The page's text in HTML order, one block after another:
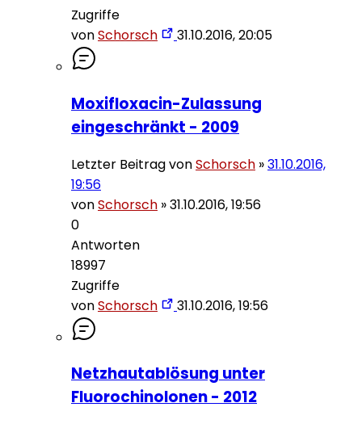
Zugriffe
vonSchorsch 31.10.2016, 20:05
Moxifloxacin-Zulassung
eingeschränkt - 2009
Letzter Beitrag vonSchorsch »31.10.2016,
19:56
vonSchorsch »31.10.2016, 19:56
0
Antworten
18997
Zugriffe
vonSchorsch 31.10.2016, 19:56
Netzhautablösung unter
Fluorochinolonen - 2012